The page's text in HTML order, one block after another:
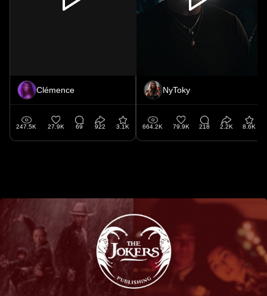
Clémence
247.5K 27.9K 69 922 3.1K
NyToky
664.2K 79.9K 218 2.2K 8.6K